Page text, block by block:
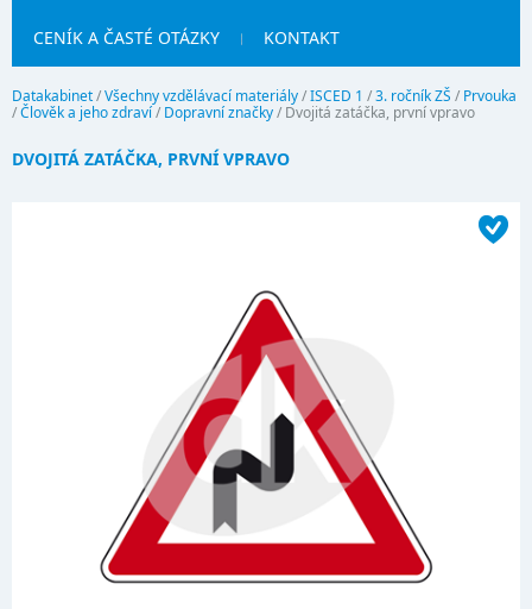
CENÍK A ČASTÉ OTÁZKY KONTAKT
Datakabinet/Všechny vzdělávací materiály/ISCED 1 /3. ročník ZŠ / Prvouka
/Člověk a jeho zdraví/ Dopravní značky/ Dvojitá zatáčka, první vpravo
DVOJITÁ ZATÁČKA, PRVNÍ VPRAVO